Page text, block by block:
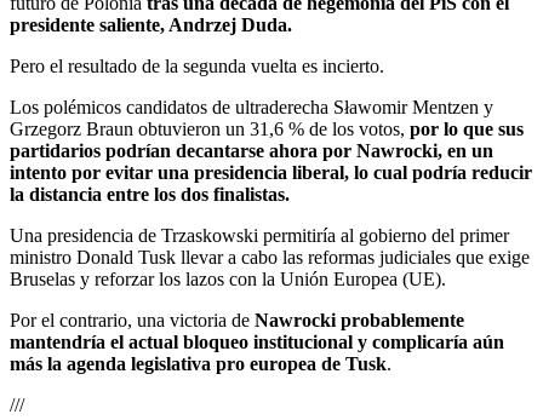
presidente saliente, Andrzej Duda.
Pero el resultado de la segunda vuelta es incierto.
Los polémicos candidatos de ultraderecha Sławomir Mentzen y
Grzegorz Braun obtuvieron un 31,6 % de los votos, por lo que sus
partidarios podrían decantarse ahora por Nawrocki, en un
intento por evitar una presidencia liberal, lo cual podría reducir
la distancia entre los dos finalistas.
Una presidencia de Trzaskowski permitiría al gobierno del primer
ministro Donald Tusk llevar a cabo las reformas judiciales que exige
Bruselas y reforzar los lazos con la Unión Europea (UE).
Por el contrario, una victoria de Nawrocki probablemente
mantendría el actual bloqueo institucional y complicaría aún
más la agenda legislativa pro europea de Tusk.
///